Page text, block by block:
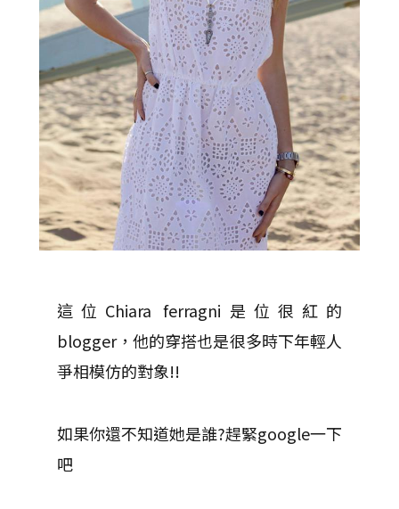
這位Chiara ferragni是位很紅的
blogger，他的穿搭也是很多時下年輕人
爭相模仿的對象!!
如果你還不知道她是誰?趕緊google一下
吧